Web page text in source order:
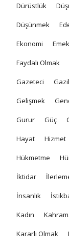
Dürüstlük
Düşünmek
Ekonomi Emek
Faydalı Olmak
Gazeteci
Gelişmek
Gurur Güç
Hayat Hizmet
Hükmetme
İktidar
İnsanlık
Kadın
Kararlı Olmak